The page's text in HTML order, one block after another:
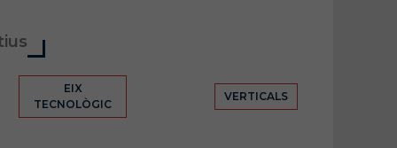
EIX
TECNOLÒGIC
VERTICALS